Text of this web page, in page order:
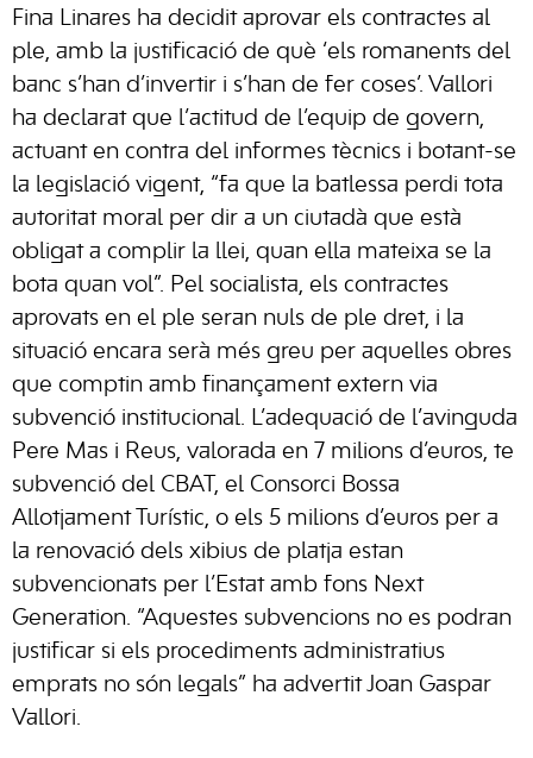
Fina Linares ha decidit aprovar els contractes al
ple, amb la justificació de què ‘els romanents del
banc s’han d’invertir i s’han de fer coses’. Vallori
ha declarat que l’actitud de l’equip de govern,
actuant en contra del informes tècnics i botant-se
la legislació vigent, “fa que la batlessa perdi tota
autoritat moral per dir a un ciutadà que està
obligat a complir la llei, quan ella mateixa se la
bota quan vol”. Pel socialista, els contractes
aprovats en el ple seran nuls de ple dret, i la
situació encara serà més greu per aquelles obres
que comptin amb finançament extern via
subvenció institucional. L’adequació de l’avinguda
Pere Mas i Reus, valorada en 7 milions d’euros, te
subvenció del CBAT, el Consorci Bossa
Allotjament Turístic, o els 5 milions d’euros per a
la renovació dels xibius de platja estan
subvencionats per l’Estat amb fons Next
Generation. “Aquestes subvencions no es podran
justificar si els procediments administratius
emprats no són legals” ha advertit Joan Gaspar
Vallori.